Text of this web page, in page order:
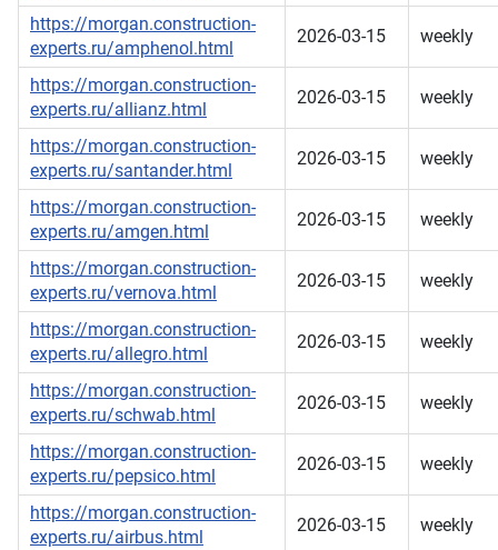
https://morgan.construction-
experts.ru/amphenol.html
2026-03-15 weekly
https://morgan.construction-
experts.ru/allianz.html
2026-03-15 weekly
https://morgan.construction-
experts.ru/santander.html
2026-03-15 weekly
https://morgan.construction-
experts.ru/amgen.html
2026-03-15 weekly
https://morgan.construction-
experts.ru/vernova.html
2026-03-15 weekly
https://morgan.construction-
experts.ru/allegro.html
2026-03-15 weekly
https://morgan.construction-
experts.ru/schwab.html
2026-03-15 weekly
https://morgan.construction-
experts.ru/pepsico.html
2026-03-15 weekly
https://morgan.construction-
experts.ru/airbus.html
2026-03-15 weekly